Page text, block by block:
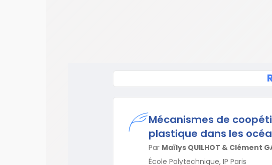
Mécanismes de
plastique dans les
Par Maïlys QUILHOT & Clément
École Polytechnique, IP Paris